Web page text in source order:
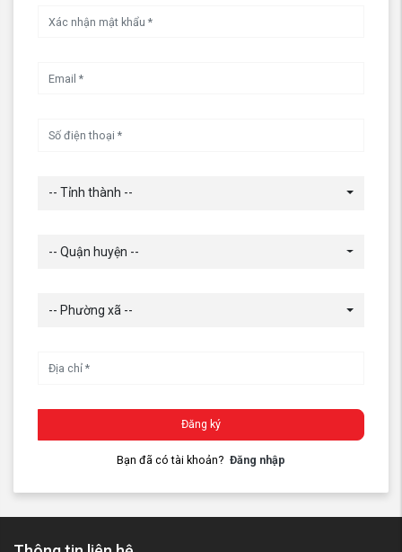
-- Tỉnh thành --
-- Quận huyện --
-- Phường xã --
Đăng ký
Bạn đã có tài khoản? Đăng nhập